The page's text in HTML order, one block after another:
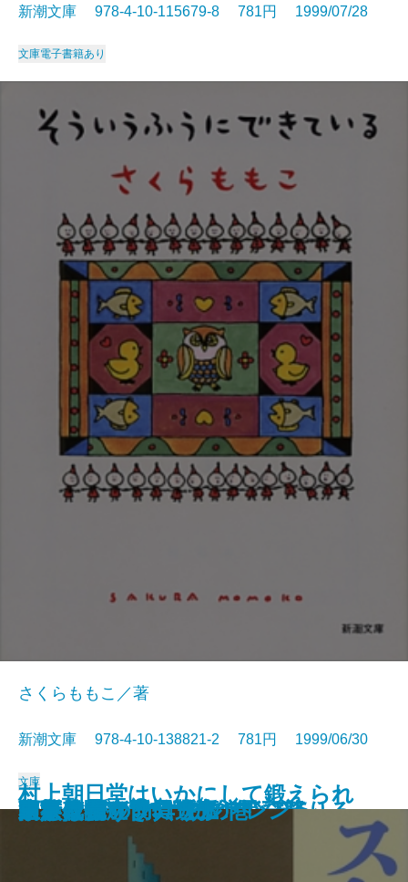
血脈の火―流転の海 第三部―
流しのしたの骨
一人の男が飛行機から飛び降りる
初ものがたり
見張り塔から ずっと
怒らぬ慶之助
村上朝日堂はいかにして鍛えられ
たか
人斬り半次郎 幕末編
人斬り半次郎 賊将編
新潮文庫 978-4-10-115679-8 781円 1999/07/28
文庫電子書籍あり
そういうふうにできている
さくらももこ／著
新潮文庫 978-4-10-138821-2 781円 1999/06/30
文庫
スキップ
西行花伝
陋巷に在り〔5〕妨の巻
玉人
名人は危うきに遊ぶ
家族依存症
ドラマチック チルドレン
ヒトラーの防具〔上〕
ヒトラーの防具〔下〕
東亰異聞